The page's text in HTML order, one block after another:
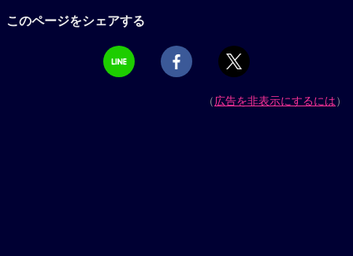
このページをシェアする
（広告を非表示にするには）